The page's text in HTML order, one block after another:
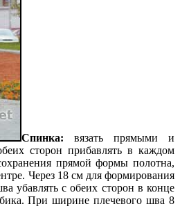
Спинка: вязать прямыми и
сторон прибавлять в каждом
прямой формы полотна,
Через 18 см для формирования
убавлять с обеих сторон в конце
При ширине плечевого шва 8